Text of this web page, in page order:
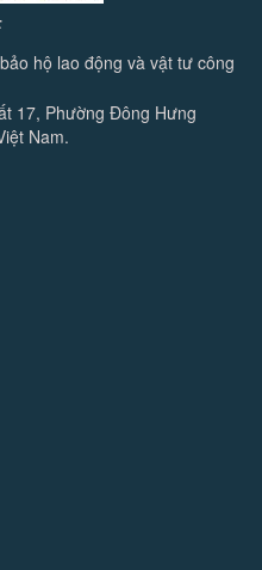
hộ lao động và vật tư công
17, Phường Đông Hưng
Nam.